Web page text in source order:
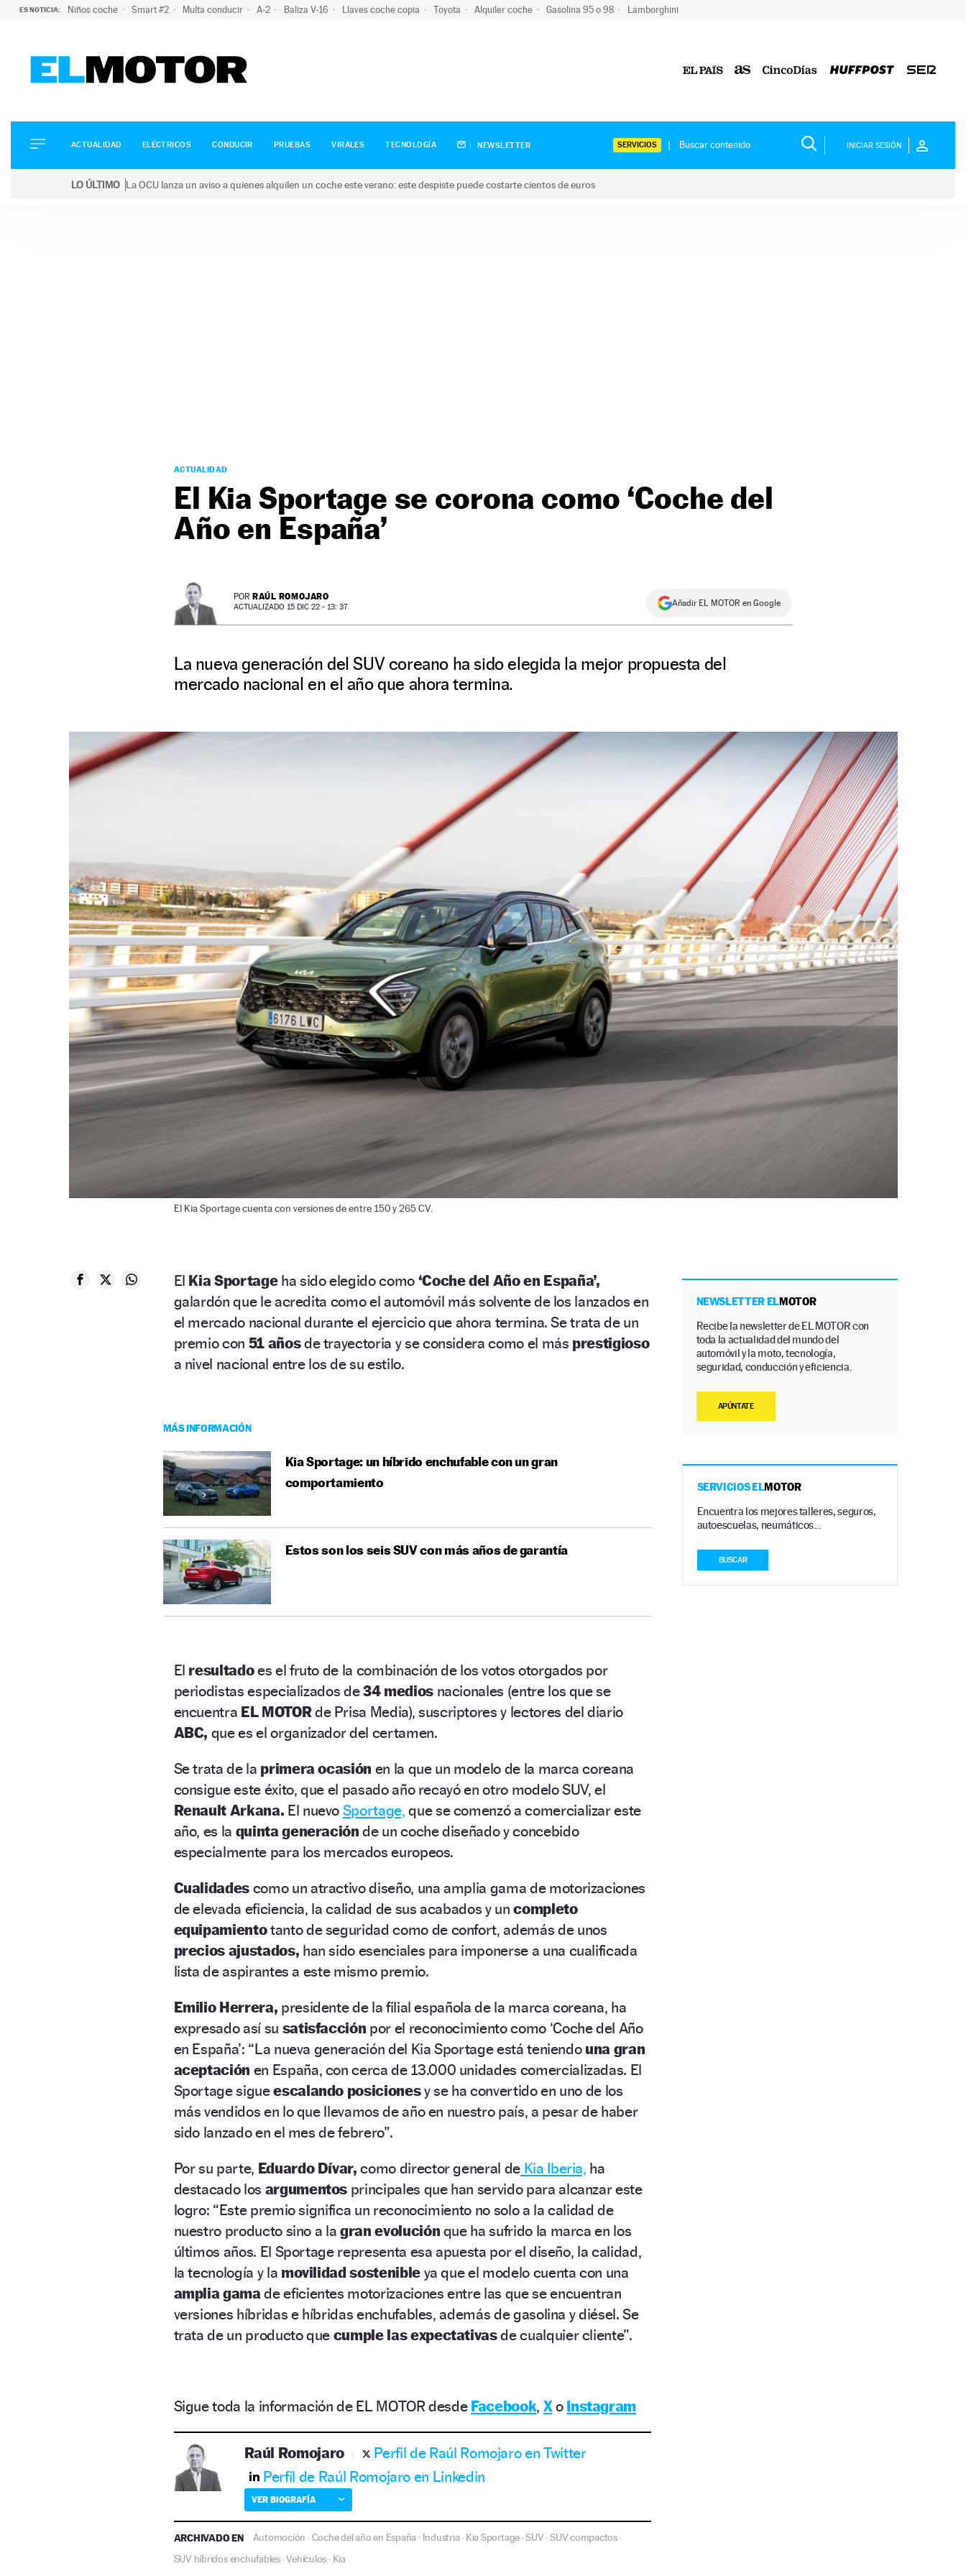
ES NOTICIA: Niños coche Smart #2 Multa conducir A-2 Baliza V-16 Llaves coche copia Toyota Alquiler coche Gasolina 95 o 98 Lamborghini
ELÉCTRICOS
CONDUCIR
ACTUALIDAD ELÉCTRICOS CONDUCIR PRUEBAS VIRALES TECNOLOGÍA NEWSLETTER SERVICIOS INICIAR SESIÓN
LO ÚLTIMO La OCU lanza un aviso a quienes alquilen un coche este verano: este despiste puede costarte cientos de euros
ACTUALIDAD
El Kia Sportage se corona como ‘Coche del
Año en España’
POR RAÚL ROMOJARO
ACTUALIZADO 15 DIC 22 - 13: 37 Añadir EL MOTOR en Google
La nueva generación del SUV coreano ha sido elegida la mejor propuesta del
mercado nacional en el año que ahora termina.
El Kia Sportage cuenta con versiones de entre 150 y 265 CV.
El Kia Sportageha sido elegido como ‘Coche del Año en España’,
galardón que le acredita como el automóvil más solvente de los lanzados en
el mercado nacional durante el ejercicio que ahora termina. Se trata de un
premio con 51 añosde trayectoria y se considera como el más prestigioso
a nivel nacional entre los de su estilo.
MÁS INFORMACIÓN
Kia Sportage: un híbrido enchufable con un gran
comportamiento
Estos son los seis SUV con más años de garantía
El resultadoes el fruto de la combinación de los votos otorgados por
periodistas especializados de34 mediosnacionales (entre los que se
encuentra EL MOTORde Prisa Media), suscriptores y lectores del diario
ABC, que es el organizador del certamen.
Se trata de la primera ocasión en la que un modelo de la marca coreana
consigue este éxito, que el pasado año recayó en otro modelo SUV, el
Renault Arkana. El nuevo Sportage, que se comenzó a comercializar este
año, es la quinta generación de un coche diseñado y concebido
especialmente para los mercados europeos.
Cualidades como un atractivo diseño, una amplia gama de motorizaciones
de elevada eficiencia, la calidad de sus acabados y uncompleto
equipamientotanto de seguridad como de confort, además de unos
precios ajustados, han sido esenciales para imponerse a una cualificada
lista de aspirantes a este mismo premio.
Emilio Herrera, presidente de la filial española de la marca coreana, ha
expresado así su satisfacción por el reconocimiento como ‘Coche del Año
en España’: “La nueva generación del Kia Sportage está teniendo una gran
aceptación en España, con cerca de 13.000 unidades comercializadas. El
Sportage sigueescalando posicionesy se ha convertido en uno de los
más vendidos en lo que llevamos de año en nuestro país, a pesar de haber
sido lanzado en el mes de febrero”.
Por su parte, Eduardo Dívar,como director general deKia Iberia, ha
destacado los argumentos principales que han servido para alcanzar este
logro: “Este premio significa un reconocimiento no solo a la calidad de
nuestro producto sino a lagran evolución que ha sufrido la marca en los
últimos años. El Sportage representa esa apuesta por el diseño, la calidad,
la tecnología y la movilidad sostenible ya que el modelo cuenta con una
amplia gama de eficientes motorizaciones entre las que se encuentran
versiones híbridas e híbridas enchufables, además de gasolina y diésel. Se
trata de un producto que cumple las expectativasde cualquier cliente”.
Sigue toda la información de EL MOTOR desde Facebook, Xo Instagram
Raúl Romojaro
Perfil de Raúl Romojaro en Twitter
Perfil de Raúl Romojaro en Linkedin
VER BIOGRAFÍA
ARCHIVADO EN Automoción ·Coche del año en España · Industria· Kia Sportage ·SUV ·SUV compactos ·
SUV híbridos enchufables·Vehículos · Kia
NEWSLETTER ELMOTOR
Recibe la newsletter de EL MOTOR con
toda la actualidad del mundo del
automóvil y la moto, tecnología,
seguridad, conducción y eficiencia.
APÚNTATE
SERVICIOS ELMOTOR
Encuentra los mejores talleres, seguros,
autoescuelas, neumáticos…
BUSCAR